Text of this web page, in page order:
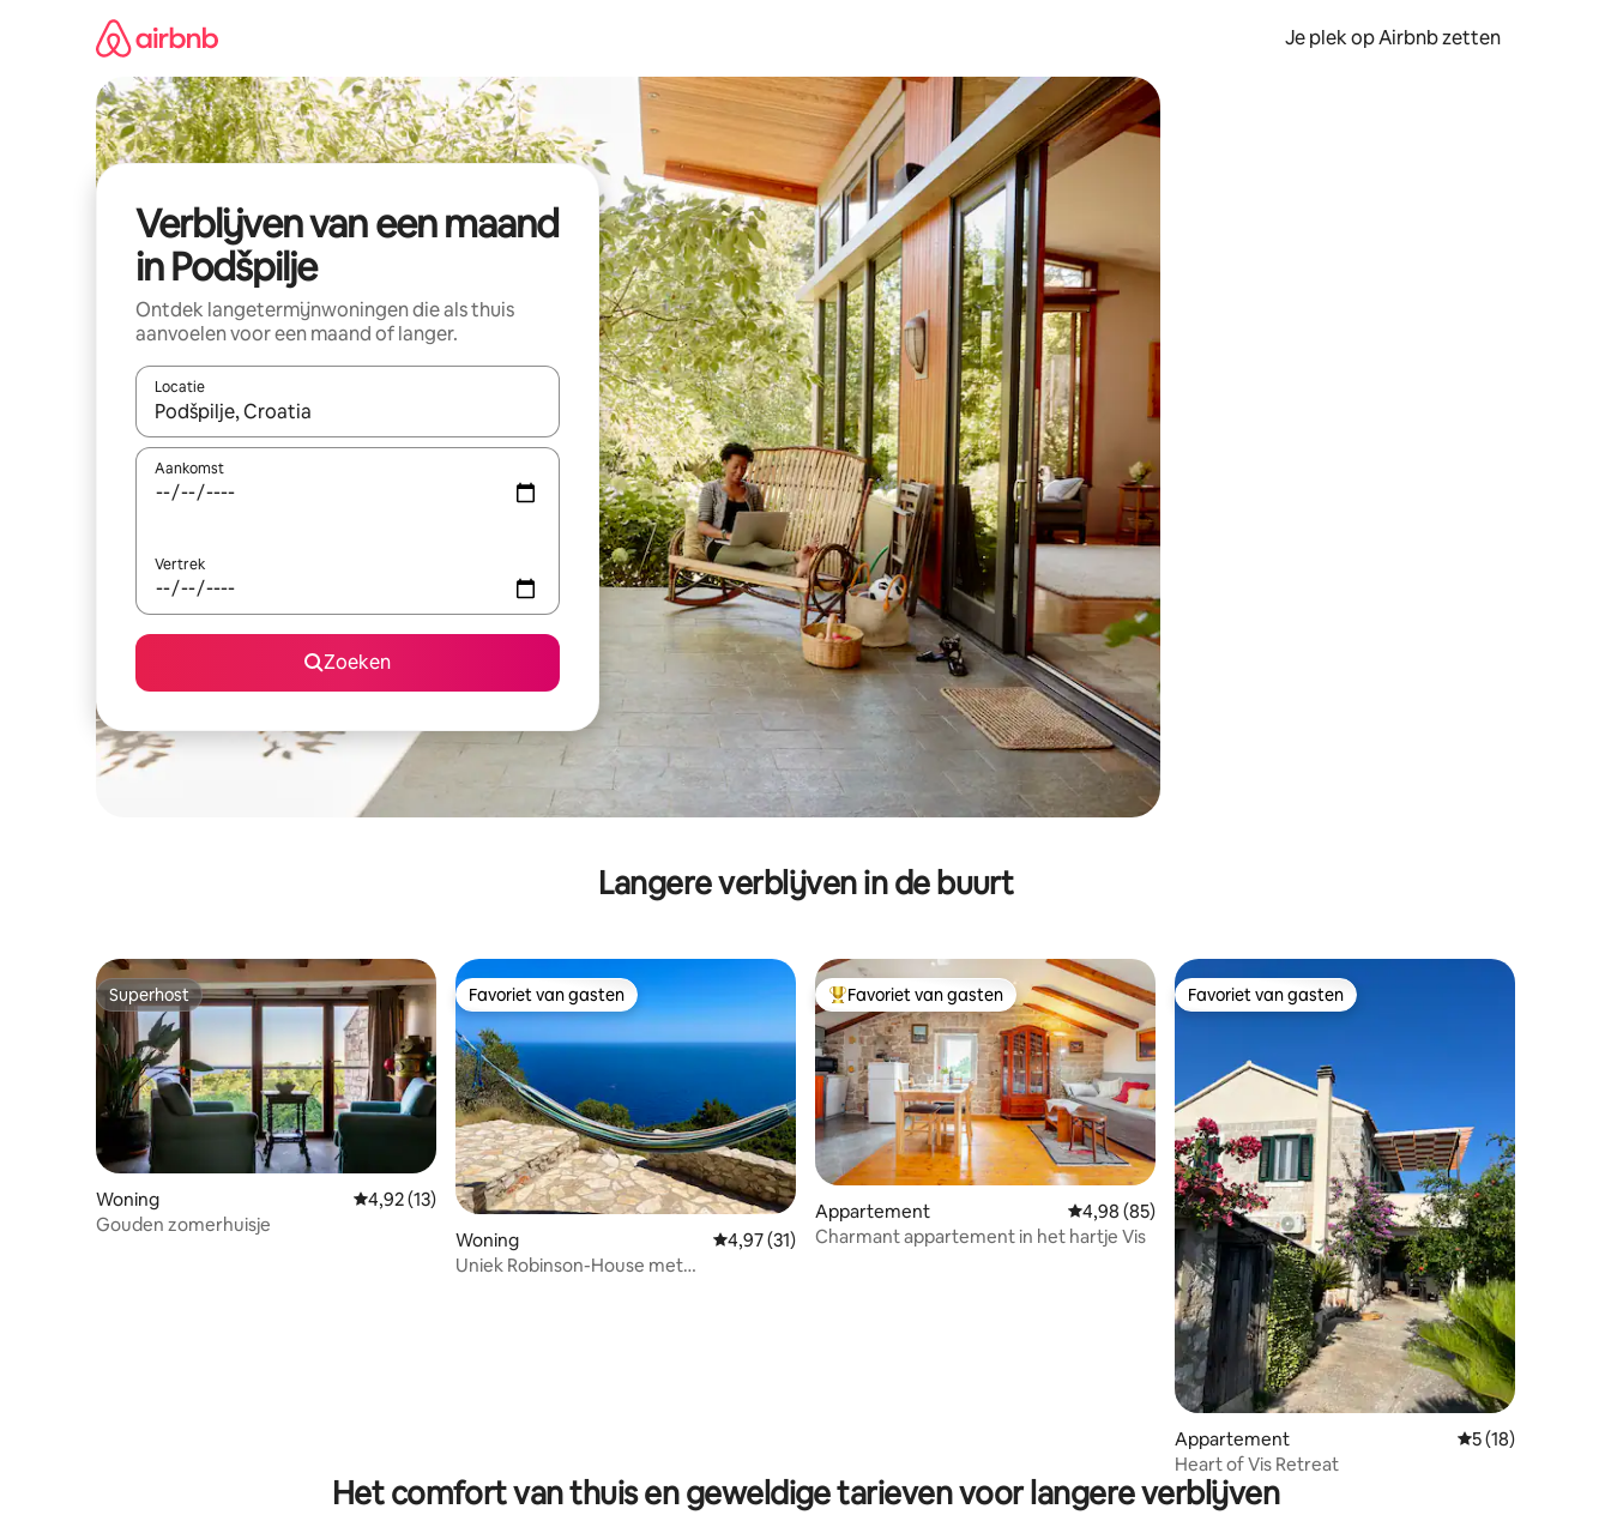
Je plek op Airbnb zetten
Verblijven van een maand
in Podšpilje
Ontdek langetermijnwoningen die als thuis
aanvoelen voor een maand of langer.
Locatie
Wanneer er resultaten beschikbaar zijn, maak je een keuze met je de pijltjestoetsen omhoog en omlaag, óf door te tikken of swipen.
Aankomst
Vertrek
Zoeken
Langere verblijven in de buurt
Superhost
Superhost
Woning Gemiddelde beoordeling van 4,92 op 5, 13 recensies
4,92 (13)
Gouden zomerhuisje
Favoriet van gasten
Favoriet van gasten
Woning Gemiddelde beoordeling van 4,97 op 5, 31 recensies
4,97 (31)
Uniek Robinson-House met
Topfavoriet van gasten
Favoriet van gasten
Appartement Gemiddelde beoordeling van 4,98 op 5, 85 recensies
4,98 (85)
Charmant appartement in het hartje Vis
Favoriet van gasten
Favoriet van gasten
Appartement Gemiddelde
5 (18)
Heart of Vis Retreat
Het comfort van thuis en geweldige tarieven voor langere verblijven